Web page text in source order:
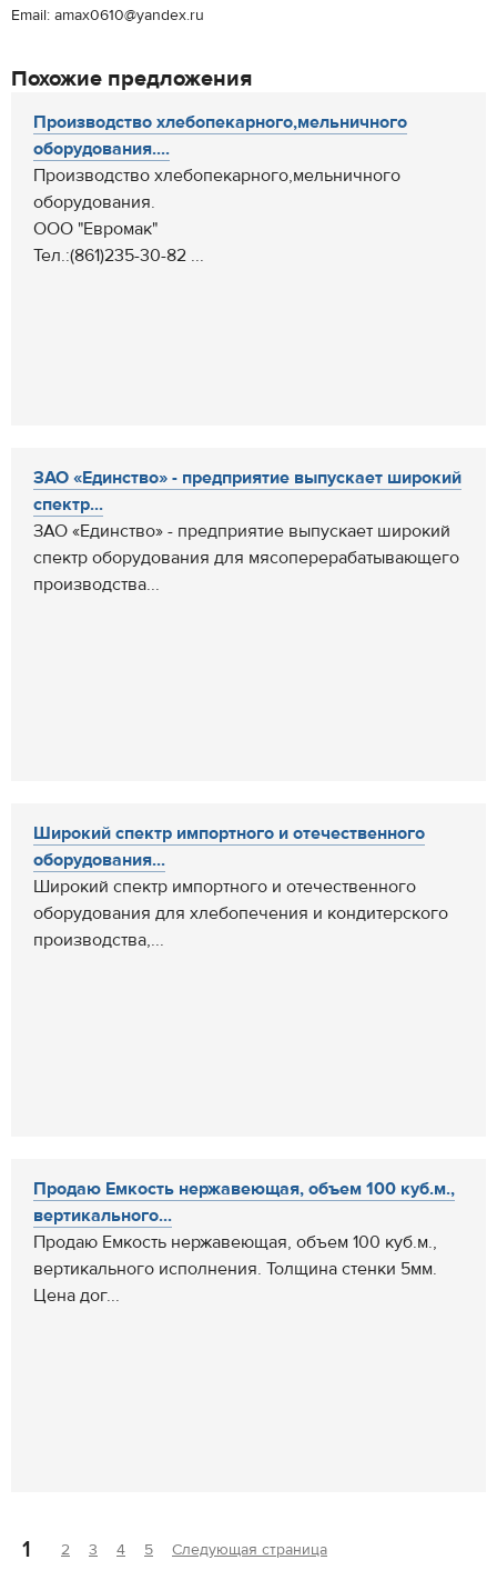
Email: amax0610@yandex.ru
Похожие предложения
Производство хлебопекарного,мельничного
оборудования....
Производство хлебопекарного,мельничного
оборудования.
ООО "Евромак"
Тел.:(861)235-30-82 ...
ЗАО «Единство» - предприятие выпускает широкий
спектр...
ЗАО «Единство» - предприятие выпускает широкий
спектр оборудования для мясоперерабатывающего
производства...
Широкий спектр импортного и отечественного
оборудования...
Широкий спектр импортного и отечественного
оборудования для хлебопечения и кондитерского
производства,...
Продаю Емкость нержавеющая, объем 100 куб.м.,
вертикального...
Продаю Емкость нержавеющая, объем 100 куб.м.,
вертикального исполнения. Толщина стенки 5мм.
Цена дог...
1 2 3 4 5 Следующая страница